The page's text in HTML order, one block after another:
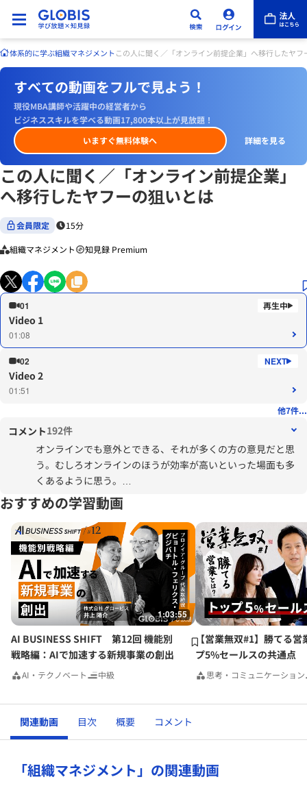
体系的に学ぶ組織マネジメントこの人に聞く／「オンライン前提企業」へ移行したヤフ
すべての動画をフルで見よう！
現役MBA講師や活躍中の経営者から
ビジネススキルを学べる動画17,800本以上が見放題！
いますぐ無料体験へ
詳細を見る
この人に聞く／「オンライン前提企業」
へ移行したヤフーの狙いとは
会員限定 15分
組織マネジメント 知見録 Premium
01
Video 1
01:08
02
Video 2
01:51
他7件...
コメント192件
オンラインでも意外とできる、それが多くの方の意見だと思
う。むしろオンラインのほうが効率が高いといった場面も多
くあるように思う。
一方で、自身について考えてみると、すでに対面のコミュニ
ケーションで出来上がった信頼があるうえでのオンラインだ
からうまくいっているというような印象もある。今後、どの
ようになっていくかは不透明だが、オンラインでしか一緒に
仕事をしない人とどのように信頼関係を構築していくか、特
に新入社員がどのように信頼関係を構築していくか、が新卒
一括採用の慣習が残る日本の企業にとって重要なことだと思
う。
おすすめの学習動画
1:03:55
AI BUSINESS SHIFT 第12回 機能別
戦略編：AIで加速する新規事業の創出
AI・テクノベート 中級
【営業無双#1】勝てる営
プ5%セールスの共通点
思考・コミュニケーション
関連動画 目次 概要 コメント
「組織マネジメント」の関連動画